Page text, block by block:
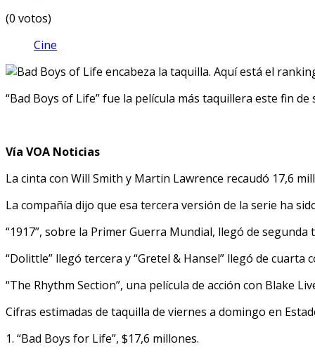
(0 votos)
Cine
“Bad Boys of Life” fue la película más taquillera este fin
Vía VOA Noticias
La cinta con Will Smith y Martin Lawrence recaudó 17,6
La compañía dijo que esa tercera versión de la serie ha
“1917”, sobre la Primer Guerra Mundial, llegó de segunda
“Dolittle” llegó tercera y “Gretel & Hansel” llegó de cuarta
“The Rhythm Section”, una película de acción con Blake
Cifras estimadas de taquilla de viernes a domingo en
1. “Bad Boys for Life”, $17,6 millones.